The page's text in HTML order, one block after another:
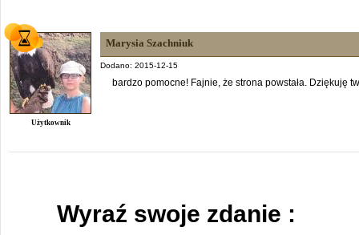
Użytkownik
Marysia Szachniuk
Dodano: 2015-12-15
bardzo pomocne! Fajnie, że strona powstała. Dziękuję
Wyraź swoje zdanie :